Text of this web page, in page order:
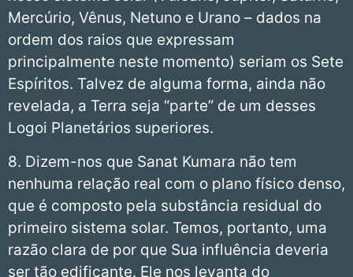
Mercúrio, Vênus, Netuno e Urano – dados na
ordem dos raios que expressam
principalmente neste momento) seriam os Sete
Espíritos. Talvez de alguma forma, ainda não
revelada, a Terra seja “parte” de um desses
Logoi Planetários superiores.
8. Dizem-nos que Sanat Kumara não tem
nenhuma relação real com o plano físico denso,
que é composto pela substância residual do
primeiro sistema solar. Temos, portanto, uma
razão clara de por que Sua influência deveria
ser tão edificante. Ele nos levanta do